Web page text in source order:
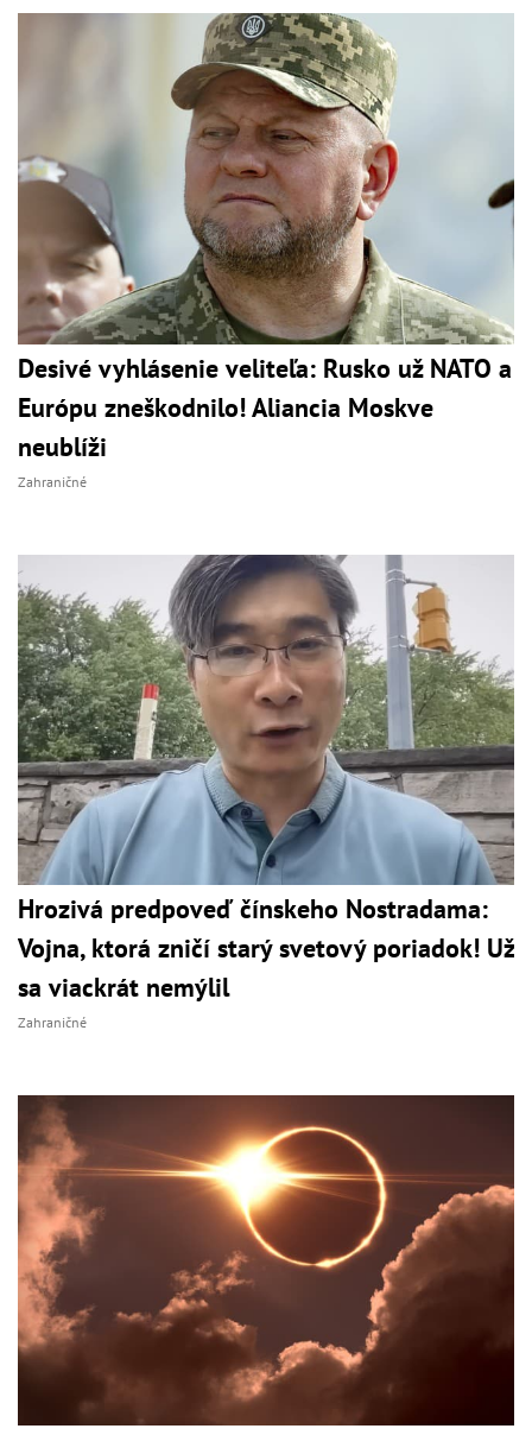
Desivé vyhlásenie veliteľa: Rusko už NATO a
Európu zneškodnilo! Aliancia Moskve
neublíži
Zahraničné
Hrozivá predpoveď čínskeho Nostradama:
Vojna, ktorá zničí starý svetový poriadok! Už
sa viackrát nemýlil
Zahraničné